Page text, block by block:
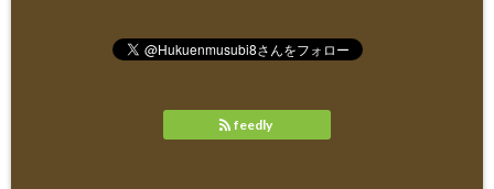
feedly